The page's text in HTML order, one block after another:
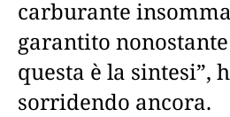
carburante
garantito
questa è la sintesi”,
sorridendo ancora.